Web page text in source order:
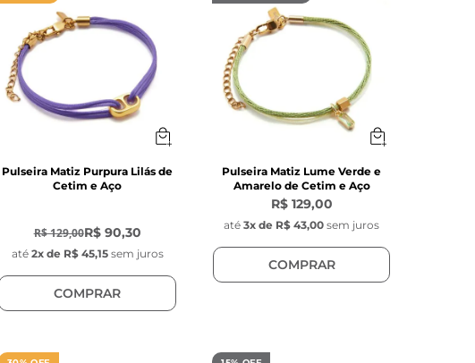
Pulseira Matiz Purpura Lilás de
Cetim e Aço
R$ 129,00R$ 90,30
até 2x de R$ 45,15 sem juros
COMPRAR
Pulseira Matiz Lume Verde e
Amarelo de Cetim e Aço
R$ 129,00
até 3x de R$ 43,00 sem juros
COMPRAR